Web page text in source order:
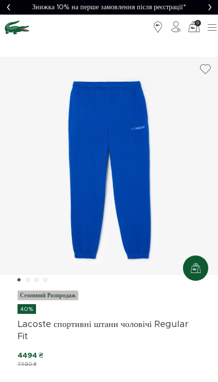
Знижка 10% на перше замовлення після реєстрації*
0
Сезонний Розпродаж
40%
Lacoste спортивні штани чоловічі Regular
Fit
7490 ₴
4494 ₴
Легке
повернення
Безкоштовна
5000₴*